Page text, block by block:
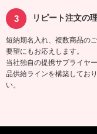
リピート注文の
短納期名入れ、複数商品の
要望にもお応えします。
当社独自の提携サプライヤ
品供給ラインを構築してお
い。